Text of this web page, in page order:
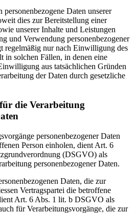
Daten unserer
dies zur Bereitstellung einer
unserer Inhalte und Leistungen
und Verwendung personenbezogener
regelmäßig nur nach Einwilligung des
in solchen Fällen, in denen eine
aus tatsächlichen Gründen
der Daten durch gesetzliche
die Verarbeitung
personenbezogener Daten
Person einholen, dient Art. 6
(DSGVO) als
personenbezogener Daten.
Daten, die zur
Vertragspartei die betroffene
Art. 6 Abs. 1 lit. b DSGVO als
für Verarbeitungsvorgänge, die zur